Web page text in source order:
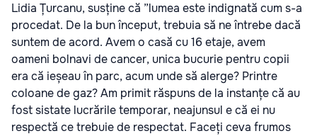
Lidia Țurcanu, susține că ”lumea este indignată cum s-a
procedat. De la bun început, trebuia să ne întrebe dacă
suntem de acord. Avem o casă cu 16 etaje, avem
oameni bolnavi de cancer, unica bucurie pentru copii
era că ieșeau în parc, acum unde să alerge? Printre
coloane de gaz? Am primit răspuns de la instanțe că au
fost sistate lucrările temporar, neajunsul e că ei nu
respectă ce trebuie de respectat. Faceți ceva frumos